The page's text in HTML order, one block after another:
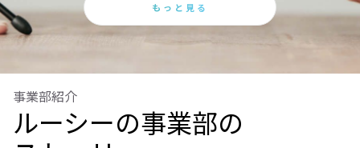
もっと見る
事業部紹介
ルーシーの事業部の